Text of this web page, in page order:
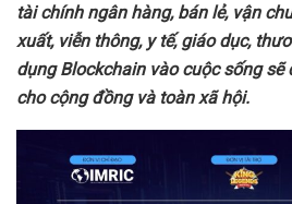
tài chính ngân hàng, bán lẻ, vận
xuất, viễn thông, y tế, giáo dục,
dụng Blockchain vào cuộc sống
cho cộng đồng và toàn xã hội.